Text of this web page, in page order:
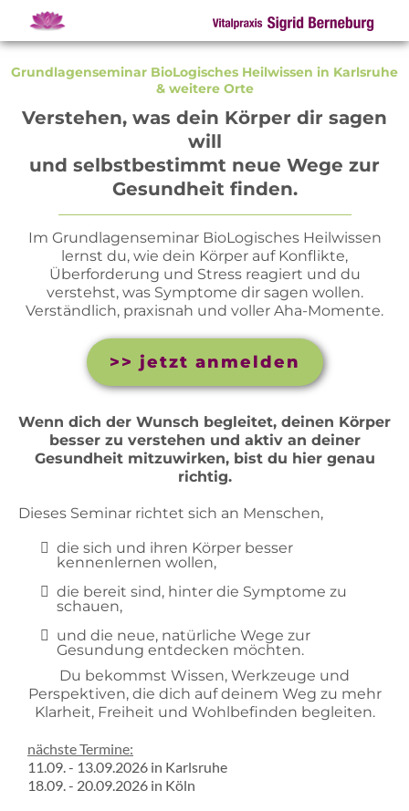
Grundlagenseminar BioLogisches Heilwissen in Karlsruhe
& weitere Orte
Verstehen, was dein Körper dir sagen
will
und selbstbestimmt neue Wege zur
Gesundheit finden.
Im Grundlagenseminar BioLogisches Heilwissen
lernst du, wie dein Körper auf Konflikte,
Überforderung und Stress reagiert und du
verstehst, was Symptome dir sagen wollen.
Verständlich, praxisnah und voller Aha-Momente.
>> jetzt anmelden
Wenn dich der Wunsch begleitet, deinen Körper
besser zu verstehen und aktiv an deiner
Gesundheit mitzuwirken, bist du hier genau
richtig.
Dieses Seminar richtet sich an Menschen,
die sich und ihren Körper besser
kennenlernen wollen,
die bereit sind, hinter die Symptome zu
schauen,
und die neue, natürliche Wege zur
Gesundung entdecken möchten.
Du bekommst Wissen, Werkzeuge und
Perspektiven, die dich auf deinem Weg zu mehr
Klarheit, Freiheit und Wohlbefinden begleiten.
nächste Termine:
11.09. - 13.09.2026 in Karlsruhe
18.09. - 20.09.2026 in Köln